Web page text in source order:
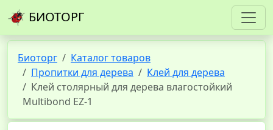
БИОТОРГ
Биоторг
Каталог товаров
Пропитки для дерева
Клей для дерева
Клей столярный для дерева влагостойкий
Multibond EZ-1